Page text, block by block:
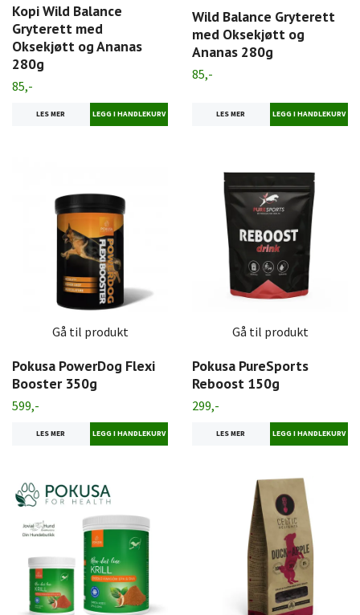
Kopi Wild Balance
Gryterett med
Oksekjøtt og Ananas
280g
85,-
LES MER
Wild Balance Gryterett
med Oksekjøtt og
Ananas 280g
85,-
LES MER
Gå til produkt
Pokusa PowerDog Flexi
Booster 350g
599,-
LES MER
Gå til produkt
Pokusa PureSports
Reboost 150g
299,-
LES MER